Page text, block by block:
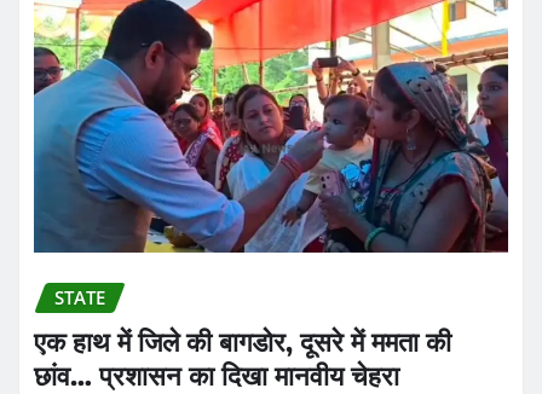
STATE
एक हाथ में जिले की बागडोर, दूसरे में ममता की
छांव… प्रशासन का दिखा मानवीय चेहरा